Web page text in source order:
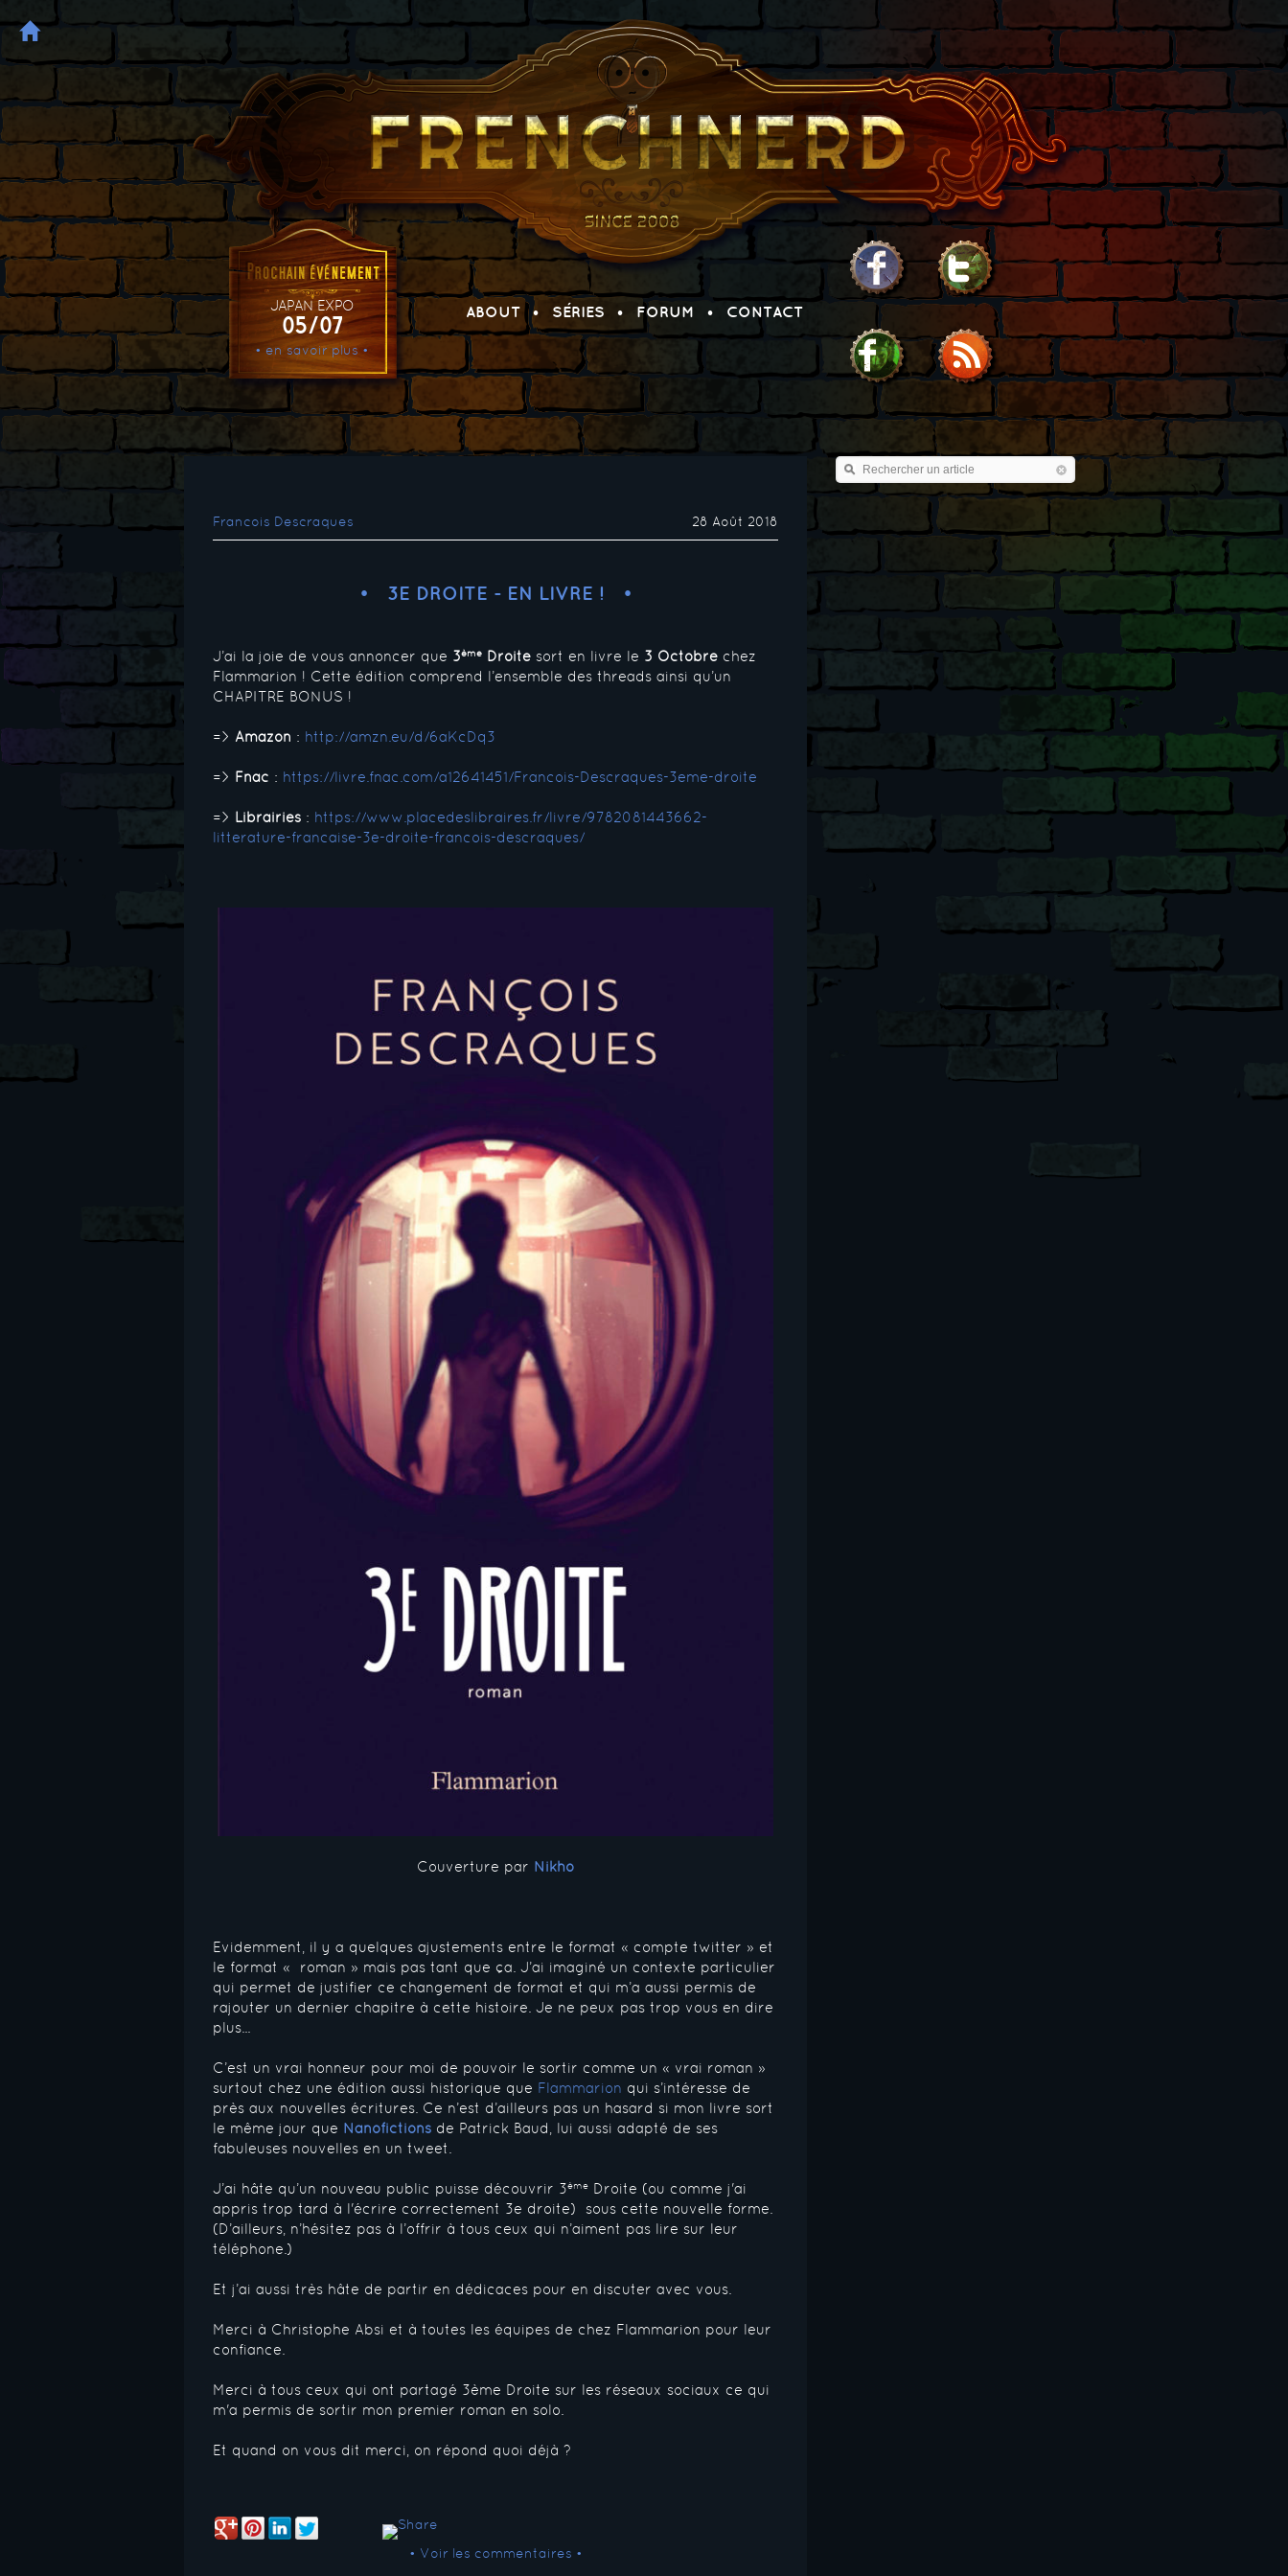
JAPAN EXPO
05/07
• en savoir plus •
ABOUT SÉRIES FORUM CONTACT
Francois Descraques 28 Août 2018
3E DROITE - EN LIVRE !
J’ai la joie de vous annoncer que 3ème Droite sort en livre le 3 Octobre chez
Flammarion ! Cette édition comprend l’ensemble des threads ainsi qu’un
CHAPITRE BONUS !
=> Amazon : http://amzn.eu/d/6aKcDq3
=> Fnac : https://livre.fnac.com/a12641451/Francois-Descraques-3eme-droite
=> Librairies : https://www.placedeslibraires.fr/livre/9782081443662-
litterature-francaise-3e-droite-francois-descraques/
Couverture par Nikho
Evidemment, il y a quelques ajustements entre le format « compte twitter » et
le format « roman » mais pas tant que ça. J’ai imaginé un contexte particulier
qui permet de justifier ce changement de format et qui m’a aussi permis de
rajouter un dernier chapitre à cette histoire. Je ne peux pas trop vous en dire
plus...
C’est un vrai honneur pour moi de pouvoir le sortir comme un « vrai roman »
surtout chez une édition aussi historique que Flammarion qui s’intéresse de
près aux nouvelles écritures. Ce n’est d’ailleurs pas un hasard si mon livre sort
le même jour que Nanofictions de Patrick Baud, lui aussi adapté de ses
fabuleuses nouvelles en un tweet.
J’ai hâte qu’un nouveau public puisse découvrir 3ème Droite (ou comme j'ai
appris trop tard à l'écrire correctement 3e droite) sous cette nouvelle forme.
(D’ailleurs, n’hésitez pas à l’offrir à tous ceux qui n’aiment pas lire sur leur
téléphone.)
Et j’ai aussi très hâte de partir en dédicaces pour en discuter avec vous.
Merci à Christophe Absi et à toutes les équipes de chez Flammarion pour leur
confiance.
Merci à tous ceux qui ont partagé 3ème Droite sur les réseaux sociaux ce qui
m'a permis de sortir mon premier roman en solo.
Et quand on vous dit merci, on répond quoi déjà ?
• Voir les commentaires •
Rechercher un article